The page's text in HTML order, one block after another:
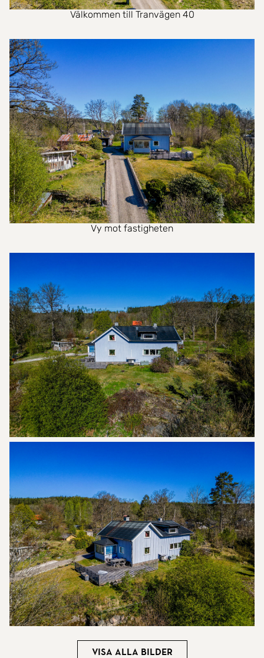
Välkommen till Tranvägen 40
Vy mot fastigheten
Visa alla bilder